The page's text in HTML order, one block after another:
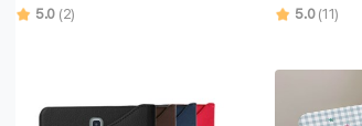
5.0 (2) 5.0 (11)